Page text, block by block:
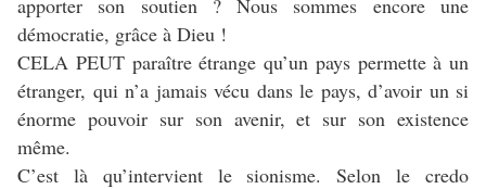
apporter son soutien ? Nous sommes encore une
démocratie, grâce à Dieu !
CELA PEUT paraître étrange qu’un pays permette à un
étranger, qui n’a jamais vécu dans le pays, d’avoir un si
énorme pouvoir sur son avenir, et sur son existence
même.
C’est là qu’intervient le sionisme. Selon le credo